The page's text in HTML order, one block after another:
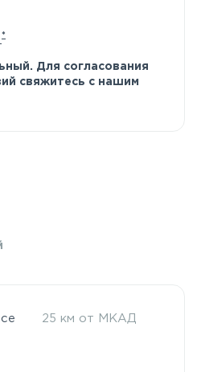
*
Для согласования
свяжитесь с нашим
25 км от МКАД